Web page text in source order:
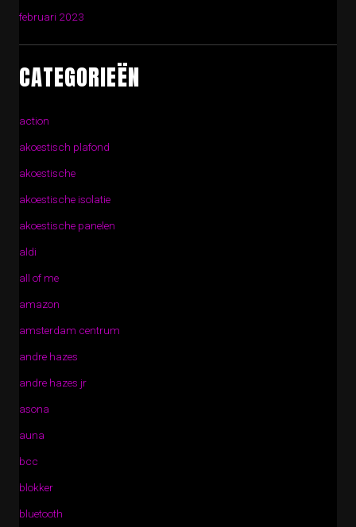
februari 2023
CATEGORIEËN
action
akoestisch plafond
akoestische
akoestische isolatie
akoestische panelen
aldi
all of me
amazon
amsterdam centrum
andre hazes
andre hazes jr
asona
auna
bcc
blokker
bluetooth